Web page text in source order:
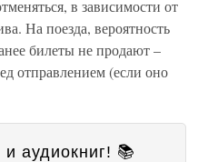
в зависимости от
На поезда, вероятность
билеты не продают –
отправлением (если оно
аудиокниг! 📚